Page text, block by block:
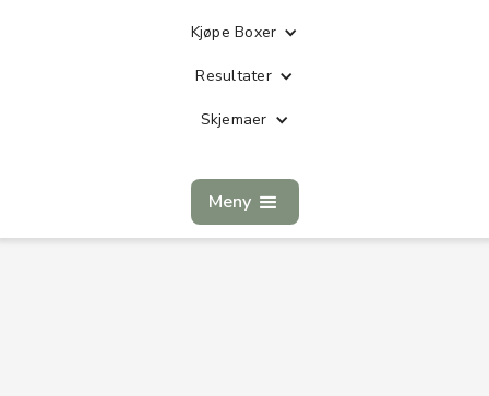
Kjøpe Boxer
Resultater
Skjemaer
Meny